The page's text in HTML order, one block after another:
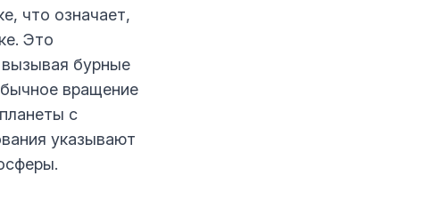
что означает,
Это
вызывая бурные
вращение
с
указывают